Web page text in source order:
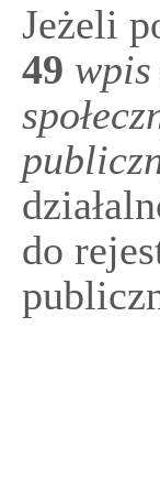
Jeżeli
49
do